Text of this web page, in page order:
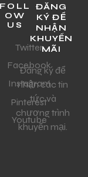
FOLL
OW
US
Twitter
Facebook
Instagram
Pinterest
Youtube
ĐĂNG
KÝ ĐỂ
NHẬN
KHUYẾN
MÃI
Đăng ký để
nhận các tin
tức và
chương trình
khuyến mại.